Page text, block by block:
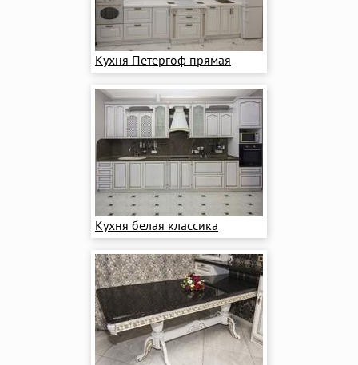
Кухня Петергоф прямая
Кухня белая классика